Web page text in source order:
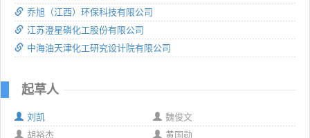
乔旭（江西）环保科技有限公司
江苏澄星磷化工股份有限公司
中海油天津化工研究设计院有限公司
起草人
刘凯
魏俊文
胡裕杰
黄国勋